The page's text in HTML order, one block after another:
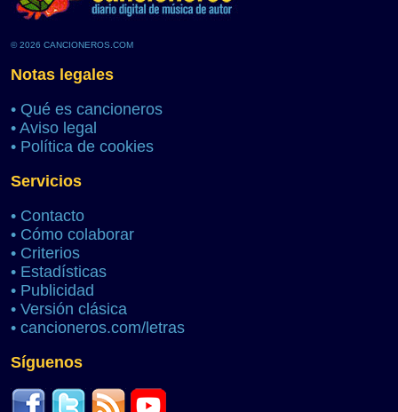
© 2026 CANCIONEROS.COM
Notas legales
• Qué es cancioneros
• Aviso legal
• Política de cookies
Servicios
• Contacto
• Cómo colaborar
• Criterios
• Estadísticas
• Publicidad
• Versión clásica
• cancioneros.com/letras
Síguenos